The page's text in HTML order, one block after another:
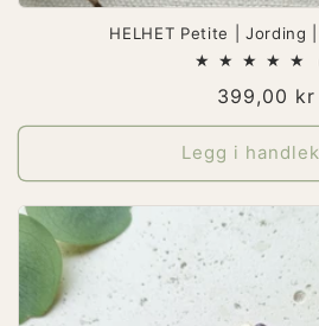
HELHET Petite | Jording
Vanlig
pris
399,00 kr
Legg i